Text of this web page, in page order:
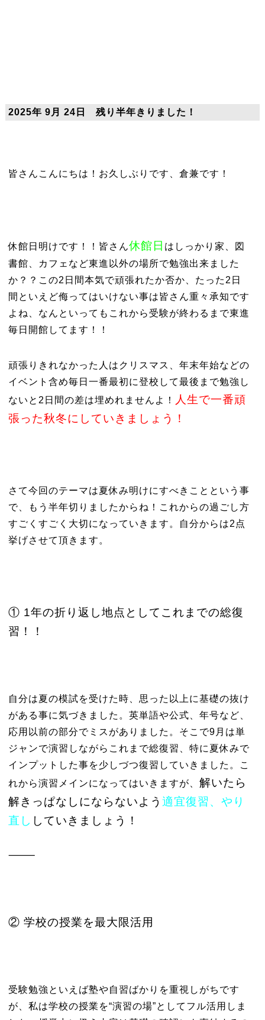
2025年 9月 24日 残り半年きりました！
皆さんこんにちは！お久しぶりです、倉兼です！
休館日明けです！！皆さん休館日 はしっかり家、図
書館、カフェなど東進以外の場所で勉強出来ました
か？？この2日間本気で頑張れたか否か、たった2日
間といえど侮ってはいけない事は皆さん重々承知です
よね、なんといってもこれから受験が終わるまで東進
毎日開館してます！！
頑張りきれなかった人はクリスマス、年末年始などの
イベント含め毎日一番最初に登校して最後まで勉強し
ないと2日間の差は埋めれませんよ！
人生で一番頑
張った秋冬にしていきましょう！
さて今回のテーマは夏休み明けにすべきことという事
で、もう半年切りましたからね！これからの過ごし方
すごくすごく大切になっていきます。自分からは2点
挙げさせて頂きます。
① 1年の折り返し地点としてこれまでの総復
習！！
自分は夏の模試を受けた時、思った以上に基礎の抜け
がある事に気づきました。英単語や公式、年号など、
応用以前の部分でミスがありました。そこで9月は単
ジャンで演習しながらこれまで総復習、特に夏休みで
インプットした事を少しづつ復習していきました。こ
れから演習メインになってはいきますが、 解いたら
解きっぱなしにならないよう 適宜復習、やり
直し していきましょう！
⸻
② 学校の授業を最大限活用
受験勉強といえば塾や自習ばかりを重視しがちです
が、私は学校の授業を“演習の場”としてフル活用しま